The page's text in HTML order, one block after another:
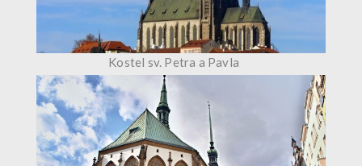
Kostel sv. Petra a Pavla